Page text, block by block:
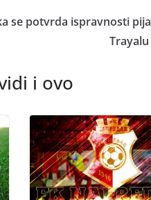
se potvrda ispravnosti
i ovo